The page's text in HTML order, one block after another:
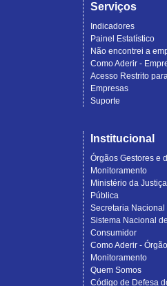
Serviços
Indicadores
Painel Estatístico
Não encontrei a
Como Aderir -
Acesso Restrito
Empresas
Suporte
Institucional
Órgãos Gestores e
Monitoramento
Ministério da
Pública
Secretaria
Sistema Nacional
Consumidor
Como Aderir -
Monitoramento
Quem Somos
Código de Defesa